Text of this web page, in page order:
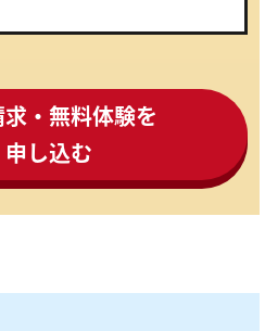
・無料体験を
申し込む